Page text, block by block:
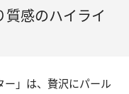
感のハイライ
ー」は、贅沢にパール